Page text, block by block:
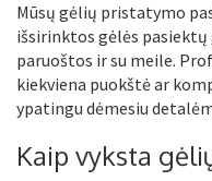
Mūsų gėlių pristatymo
išsirinktos gėlės pasiektų
paruoštos ir su meile.
kiekviena puokštė ar
ypatingu dėmesiu
Kaip vyksta